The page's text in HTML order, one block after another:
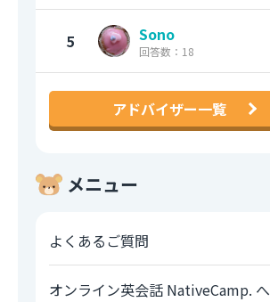
5 Sono
回答数：18
アドバイザー一覧
メニュー
よくあるご質問
オンライン英会話 NativeCamp. へ